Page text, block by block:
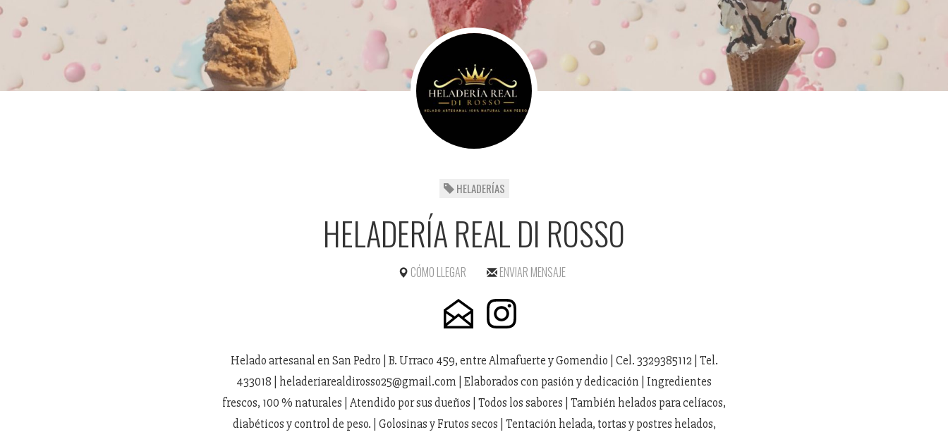
HELADERÍAS
HELADERÍA REAL DI ROSSO
CÓMO LLEGAR ENVIAR MENSAJE
Helado artesanal en San Pedro | B. Urraco 459, entre Almafuerte y Gomendio | Cel. 3329385112 | Tel.
433018 | heladeriarealdirosso25@gmail.com | Elaborados con pasión y dedicación | Ingredientes
frescos, 100 % naturales | Atendido por sus dueños | Todos los sabores | También helados para celíacos,
diabéticos y control de peso. | Golosinas y Frutos secos | Tentación helada, tortas y postres helados,